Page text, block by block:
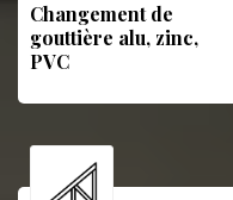
Changement de
gouttière alu, zinc,
PVC